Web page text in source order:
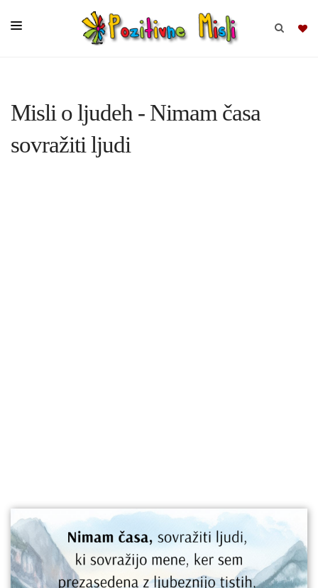
MISLI
Misli o ljudeh - Nimam časa
sovražiti ljudi